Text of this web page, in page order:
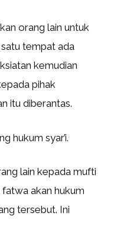
orang lain untuk
tempat ada
kemudian
pihak
itu diberantas.
hukum syar’i.
lain kepada mufti
akan hukum
tersebut. Ini